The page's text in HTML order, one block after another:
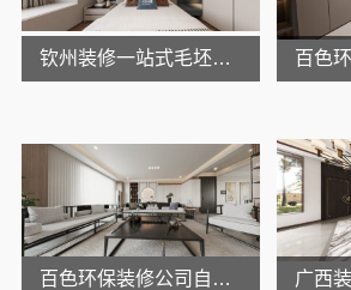
钦州装修一站式毛坯房首选广西尚材居建材
百色环保装修公司自建房选尚材居